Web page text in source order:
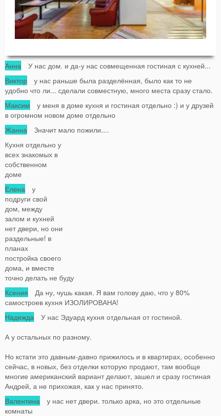
Анна У нас дом. и да-у нас совмещенная гостиная с кухней...
Виктор у нас раньше была разделённая, было как то не
удобно что ли... сделали совместную, много места сразу стало.
Максим у меня в доме кухня и гостиная отдельно :) и у друзей
в огромном новом доме отдельно
Жанна Значит мало пожили....
Кухня отдельно у
всех знакомых в
собственном
доме
Елена у
подруги свой
дом, между
залом и кухней
нет двери, но они
раздельные! в
планах
постройка своего
дома, и вместе
точно делать не буду
Ксения Да ну, чушь какая. Я вам голову даю, что у 80%
самостроев кухня ИЗОЛИРОВАНА!
Надежда У нас Эдуард кухня отдельная от гостиной.
А у остальных по разному.
Но кстати это давным-давно прижилось и в квартирах, особенно
сейчас, в новых, без отделки которую продают, там вообще
многие американский вариант делают, зашел и сразу гостиная
Андрей, а не прихожая, как у нас принято.
Валентина у нас нет двери. только арка, но это отдельные
комнаты